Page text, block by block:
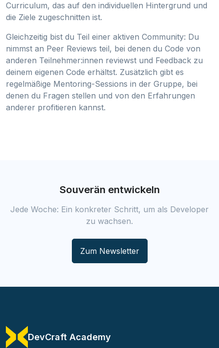
Curriculum, das auf den individuellen Hintergrund und
die Ziele zugeschnitten ist.
Gleichzeitig bist du Teil einer aktiven Community: Du
nimmst an Peer Reviews teil, bei denen du Code von
anderen Teilnehmer:innen reviewst und Feedback zu
deinem eigenen Code erhältst. Zusätzlich gibt es
regelmäßige Mentoring-Sessions in der Gruppe, bei
denen du Fragen stellen und von den Erfahrungen
anderer profitieren kannst.
Souverän entwickeln
Jede Woche: Ein konkreter Schritt, um als Developer
zu wachsen.
Zum Newsletter
DevCraft Academy